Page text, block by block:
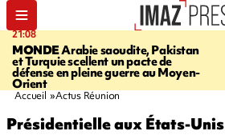
21:08
MONDEArabie saoudite, Pakistan
et Turquie scellent un pacte de
défense en pleine guerre au Moyen-
Orient
Accueil Actus Réunion
Présidentielle aux États-Unis